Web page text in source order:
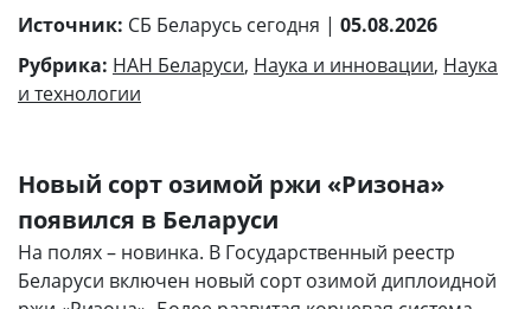
Источник: СБ Беларусь сегодня | 05.08.2026
Рубрика: НАН Беларуси, Наука и инновации, Наука
и технологии
Новый сорт озимой ржи «Ризона»
появился в Беларуси
На полях – новинка. В Государственный реестр
Беларуси включен новый сорт озимой диплоидной